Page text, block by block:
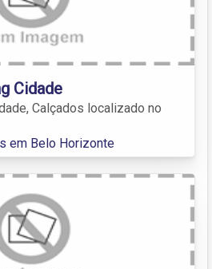
Cidade
Calçados localizado no
em Belo Horizonte